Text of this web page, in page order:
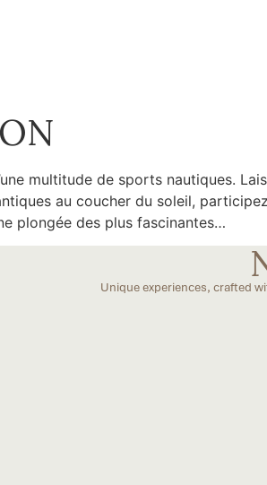
multitude de sports nautiques.
au coucher du soleil,
plongée des plus fascinantes…
Unique experiences, crafted